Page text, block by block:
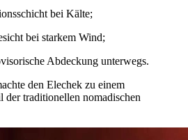
bei Kälte;
bei starkem Wind;
Abdeckung unterwegs.
den Elechek zu einem
der traditionellen nomadischen